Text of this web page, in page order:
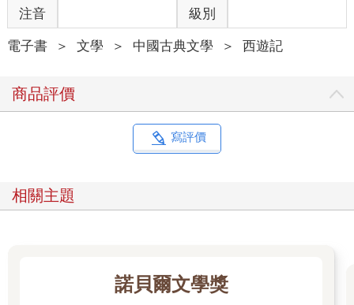
注音 級別
電子書 ＞ 文學 ＞ 中國古典文學 ＞ 西遊記
商品評價
寫評價
相關主題
諾貝爾文學獎